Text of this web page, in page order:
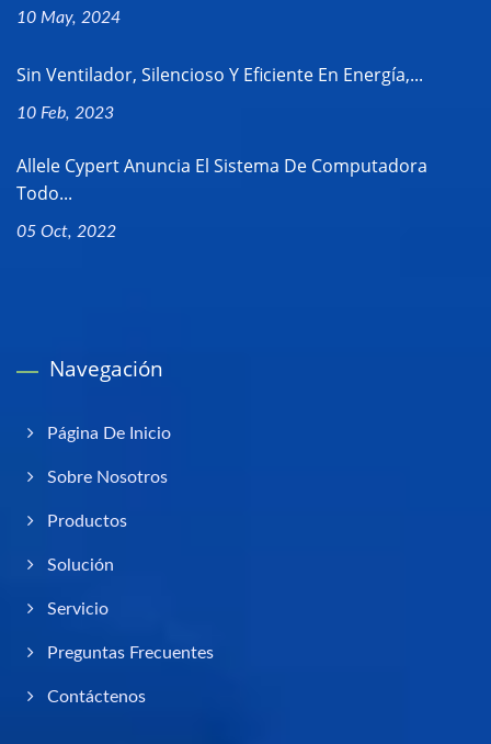
10 May, 2024
Sin Ventilador, Silencioso Y Eficiente En Energía,...
10 Feb, 2023
Allele Cypert Anuncia El Sistema De Computadora
Todo...
05 Oct, 2022
Navegación
Página De Inicio
Sobre Nosotros
Productos
Solución
Servicio
Preguntas Frecuentes
Contáctenos